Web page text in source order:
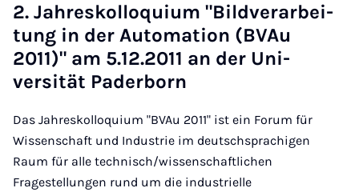
2. Jahreskolloqui­um "Bild­verarbei­
tung in der Auto­ma­tion (BVAu
2011)" am 5.12.2011 an der Uni­
versität Pader­born
Das Jahreskolloquium "BVAu 2011" ist ein Forum für
Wissenschaft und Industrie im deutschsprachigen
Raum für alle technisch/wissenschaftlichen
Fragestellungen rund um die industrielle